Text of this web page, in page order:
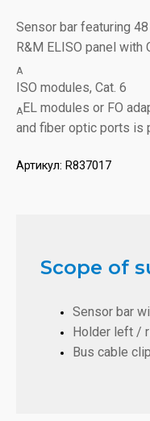
Sensor bar featuring
R&M ELISO panel with
A
ISO modules, Cat. 6
AEL modules or FO
and fiber optic ports is
Артикул: R837017
Scope of
Sensor bar
Holder left /
Bus cable clip